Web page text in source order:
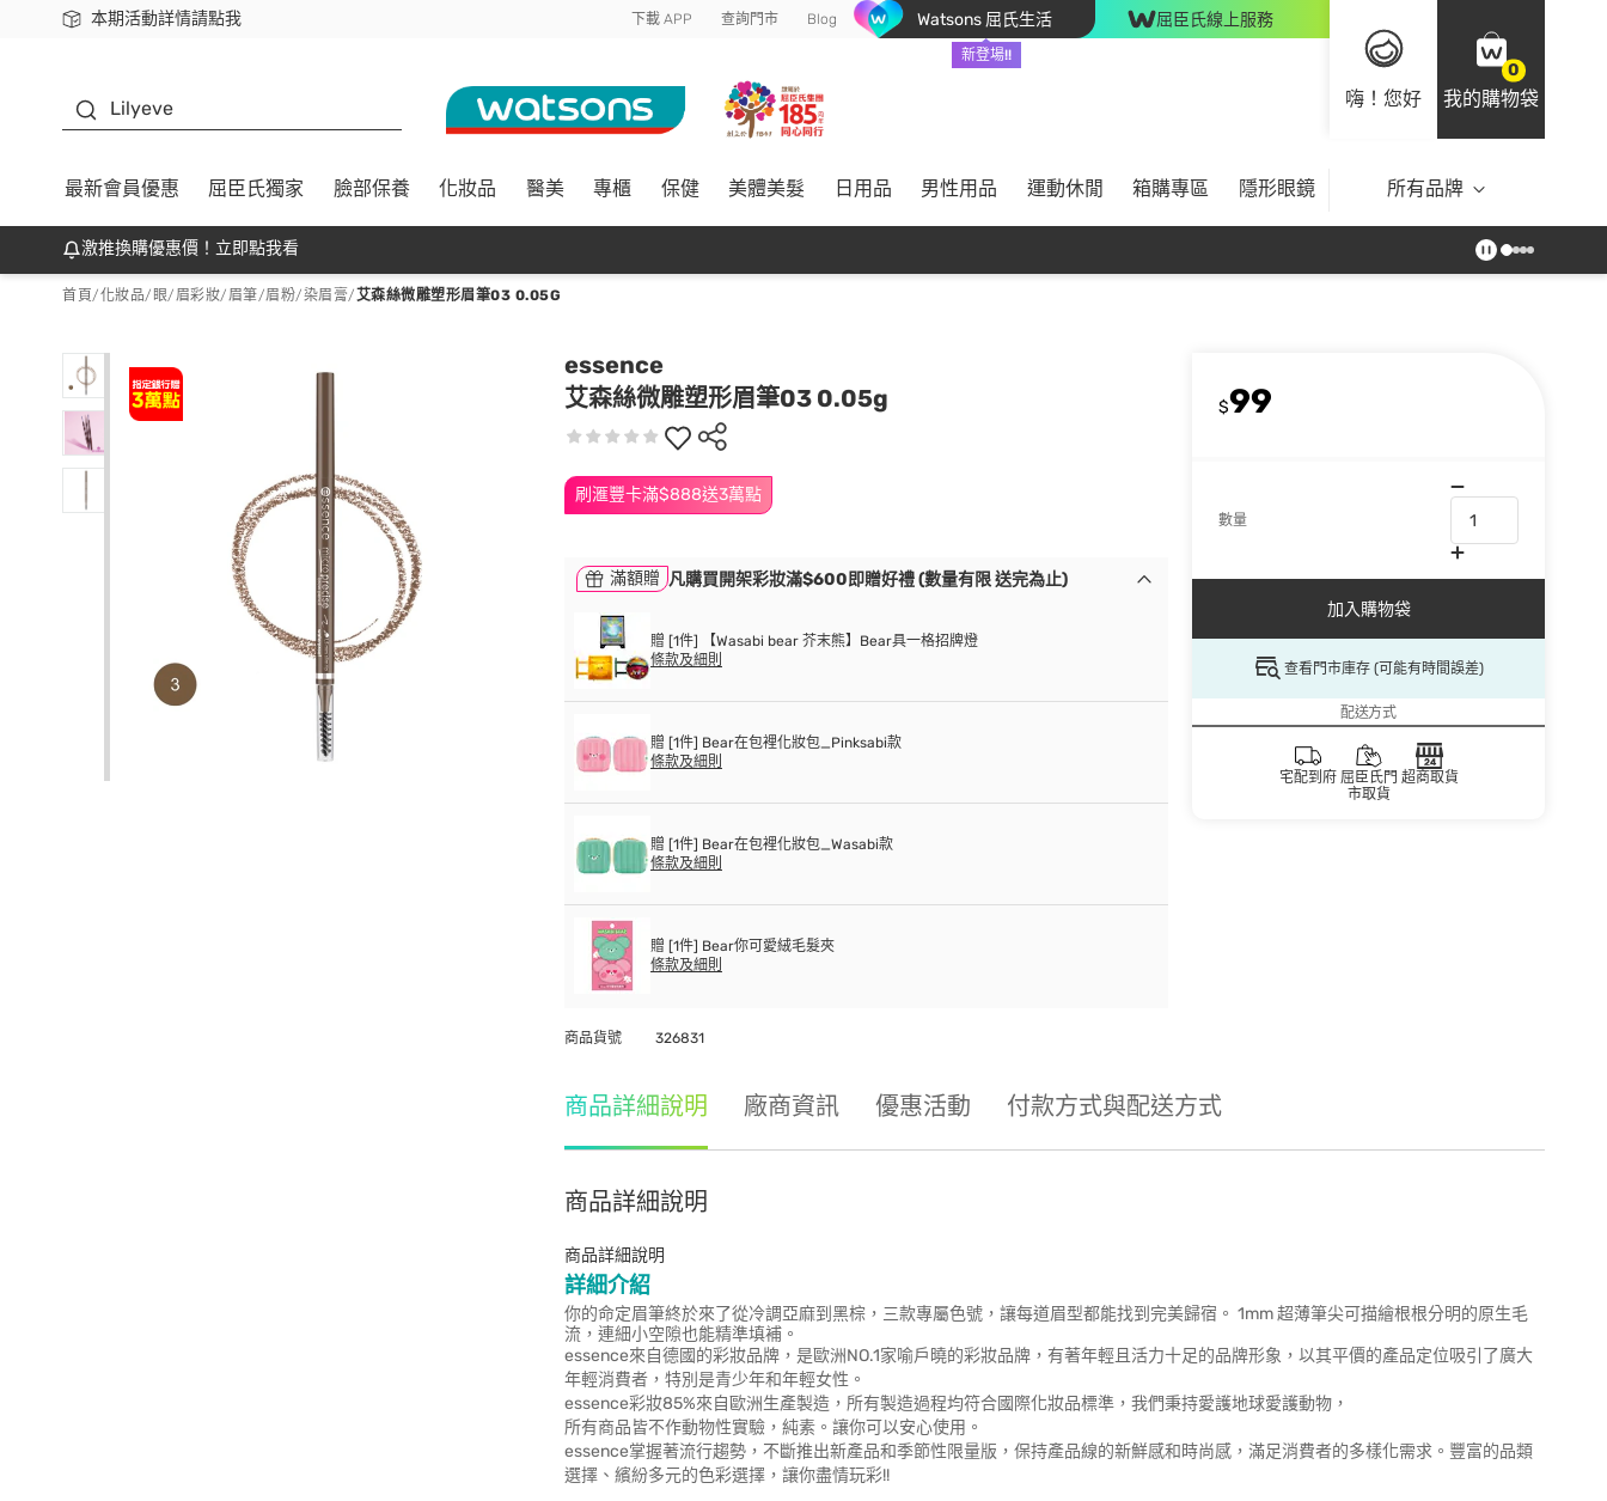
本期活動詳情請點我
下載app最高回饋$350 下載 APP 查詢門市 Blog Watsons 屈氏生活
新登場!!
屈臣氏線上服務
嗨！您好
0
我的購物袋
Lilyeve
最新會員優惠 屈臣氏獨家 臉部保養 化妝品 醫美 專櫃 保健 美體美髮 日用品 男性用品 運動休閒 箱購專區 隱形眼鏡 所有品牌
激推換購優惠價！立即點我看
首頁/化妝品/ 眼/眉彩妝/眉筆/眉粉/染眉膏/艾森絲微雕塑形眉筆03 0.05G
essence
艾森絲微雕塑形眉筆03 0.05g
刷滙豐卡滿$888送3萬點
$99
數量
加入購物袋
查看門市庫存 (可能有時間誤差)
配送方式
宅配到府 屈臣氏門
市取貨
超商取貨
滿額贈 凡購買開架彩妝滿$600即贈好禮 (數量有限 送完為止)
贈 [1件] 【Wasabi bear 芥末熊】Bear具一格招牌燈
條款及細則
贈 [1件] Bear在包裡化妝包_Pinksabi款
條款及細則
贈 [1件] Bear在包裡化妝包_Wasabi款
條款及細則
贈 [1件] Bear你可愛絨毛髮夾
條款及細則
商品貨號 326831
商品詳細說明 廠商資訊 優惠活動 付款方式與配送方式
商品詳細說明
商品詳細說明
詳細介紹
你的命定眉筆終於來了從冷調亞麻到黑棕，三款專屬色號，讓每道眉型都能找到完美歸宿。 1mm 超薄筆尖可描繪根根分明的原生毛
流，連細小空隙也能精準填補。
essence來自德國的彩妝品牌，是歐洲NO.1家喻戶曉的彩妝品牌，有著年輕且活力十足的品牌形象，以其平價的產品定位吸引了廣大
年輕消費者，特別是青少年和年輕女性。
essence彩妝85%來自歐洲生產製造，所有製造過程均符合國際化妝品標準，我們秉持愛護地球愛護動物，
所有商品皆不作動物性實驗，純素。讓你可以安心使用。
essence掌握著流行趨勢，不斷推出新產品和季節性限量版，保持產品線的新鮮感和時尚感，滿足消費者的多樣化需求。豐富的品類
選擇、繽紛多元的色彩選擇，讓你盡情玩彩!!